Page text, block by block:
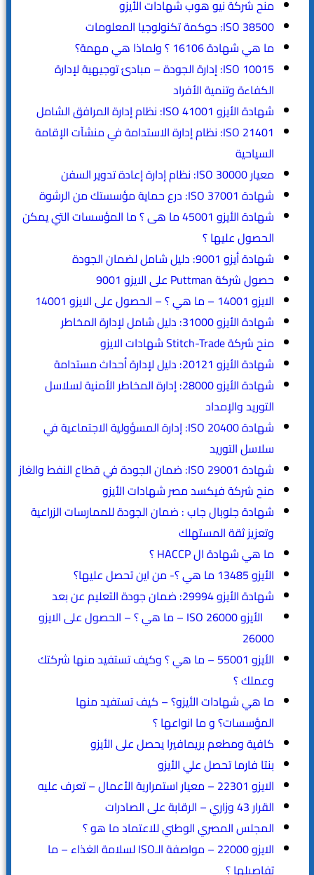
منح شركة نيو هوب شهادات الأيزو
ISO 38500: حوكمة تكنولوجيا المعلومات
ما هي شهادة 16106 ؟ ولماذا هي مهمة؟
ISO 10015: إدارة الجودة – مبادئ توجيهية لإدارة
الكفاءة وتنمية الأفراد
شهادة الأيزو ISO 41001: نظام إدارة المرافق الشامل
ISO 21401: نظام إدارة الاستدامة في منشآت الإقامة
السياحية
معيار ISO 30000: نظام إدارة إعادة تدوير السفن
شهادة ISO 37001: درع حماية مؤسستك من الرشوة
شهادة الأيزو 45001 ما هى ؟ ما المؤسسات التي يمكن
الحصول عليها ؟
شهادة أيزو 9001: دليل شامل لضمان الجودة
حصول شركة Puttman على الايزو 9001
الايزو 14001 – ما هي ؟ – الحصول على الايزو 14001
شهادة الأيزو 31000: دليل شامل لإدارة المخاطر
منح شركة Stitch-Trade شهادات الايزو
شهادة الأيزو 20121: دليل لإدارة أحداث مستدامة
شهادة الأيزو 28000: إدارة المخاطر الأمنية لسلاسل
التوريد والإمداد
شهادة ISO 20400: إدارة المسؤولية الاجتماعية في
سلاسل التوريد
شهادة ISO 29001: ضمان الجودة في قطاع النفط والغاز
منح شركة فيكسد مصر شهادات الأيزو
شهادة جلوبال جاب : ضمان الجودة للممارسات الزراعية
وتعزيز ثقة المستهلك
ما هي شهادة ال HACCP ؟
الأيزو 13485 ما هي ؟- من اين تحصل عليها؟
شهادة الأيزو 29994: ضمان جودة التعليم عن بعد
الأيزو ISO 26000 – ما هي ؟ – الحصول على الايزو
26000
الأيزو 55001 – ما هي ؟ وكيف تستفيد منها شركتك
وعملك ؟
ما هي شهادات الأيزو؟ – كيف تستفيد منها
المؤسسات؟ و ما انواعها ؟
كافية ومطعم بريمافيرا يحصل على الأيزو
بنتا فارما تحصل علي الأيزو
الايزو 22301 – معيار استمرارية الأعمال – تعرف عليه
القرار 43 وزاري – الرقابة على الصادرات
المجلس المصري الوطني للاعتماد ما هو ؟
الايزو 22000 – مواصفة الـISO لسلامة الغذاء – ما
تفاصيلها ؟